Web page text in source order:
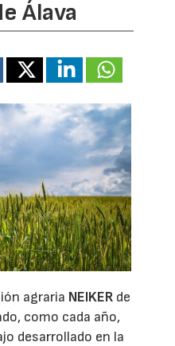
Álava
agraria NEIKER de
como cada año,
desarrollado en la